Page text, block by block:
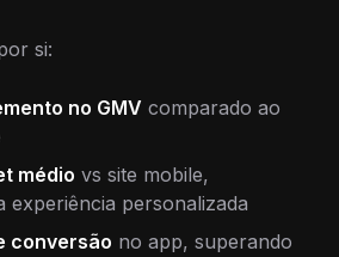
si:
no GMV comparado ao
médio vs site mobile,
experiência personalizada
conversão no app, superando